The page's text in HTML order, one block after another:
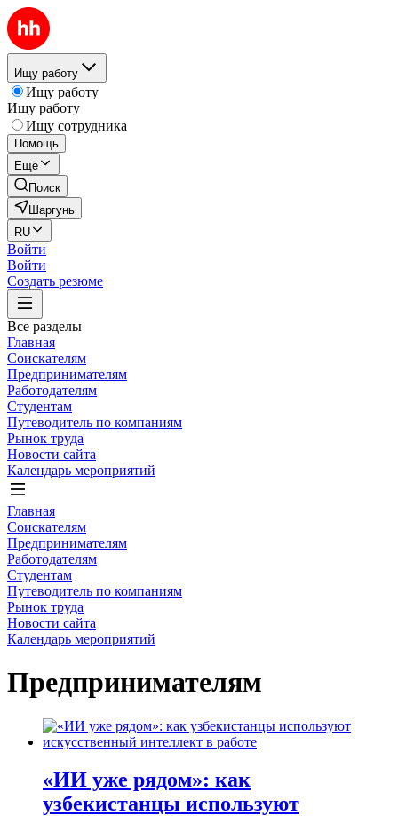
Ищу работу
Ищу работу
Ищу работу
Ищу сотрудника
Помощь
Ещё
Поиск
Шаргунь
RU
Войти
Войти
Создать резюме
Все разделы
Главная
Соискателям
Предпринимателям
Работодателям
Студентам
Путеводитель по компаниям
Рынок труда
Новости сайта
Календарь мероприятий
Главная
Соискателям
Предпринимателям
Работодателям
Студентам
Путеводитель по компаниям
Рынок труда
Новости сайта
Календарь мероприятий
Предпринимателям
«ИИ уже рядом»: как
узбекистанцы используют